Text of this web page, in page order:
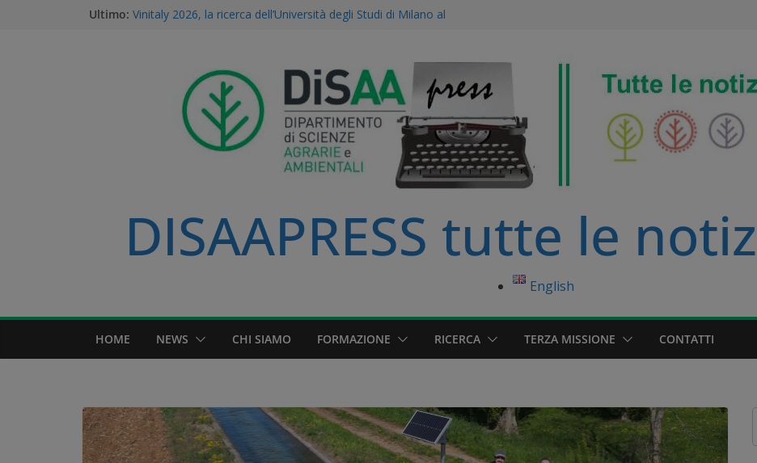
Ultimo: Vinitaly 2026, la ricerca dell’Università degli Studi di Milano al
TEA, ricerca e proprietà intellettuale: l’expertise scientifico
della Statale di Milano al convegno nazionale dell’Accademia
dei Georgofili
Via libera alle TEA: il voto storico del Parlamento Europeo è
una svolta per la ricerca e l’agricoltura sostenibile
A Volta Mantovana nasce il Mantua PSID, il primo distretto
irriguo a gravità completamente automatizzato della Pianura
DISAAPRESS tutte le
English
HOME NEWS CHI SIAMO FORMAZIONE RICERCA TERZA MISSIONE CONTATTI